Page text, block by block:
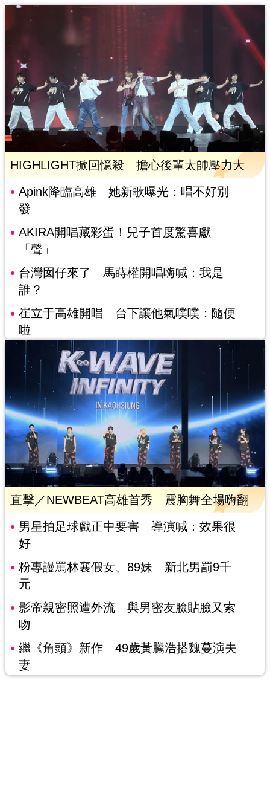
HIGHLIGHT掀回憶殺 擔心後輩太帥壓力大
Apink降臨高雄 她新歌曝光：唱不好別
發
AKIRA開唱藏彩蛋！兒子首度驚喜獻
「聲」
台灣囡仔來了 馬蒔權開唱嗨喊：我是
誰？
崔立于高雄開唱 台下讓他氣噗噗：隨便
啦
直擊／NEWBEAT高雄首秀 震胸舞全場嗨翻
男星拍足球戲正中要害 導演喊：效果很
好
粉專謾罵林襄假女、89妹 新北男罰9千
元
影帝親密照遭外流 與男密友臉貼臉又索
吻
繼《角頭》新作 49歲黃騰浩搭魏蔓演夫
妻